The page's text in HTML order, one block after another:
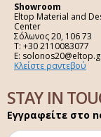
Showroom
Eltop Material and
Center
Σόλωνος 20, 106 73
Τ: +30 2110083077
E:
Κλείστε ραντεβού
STAY IN
Εγγραφείτε στο